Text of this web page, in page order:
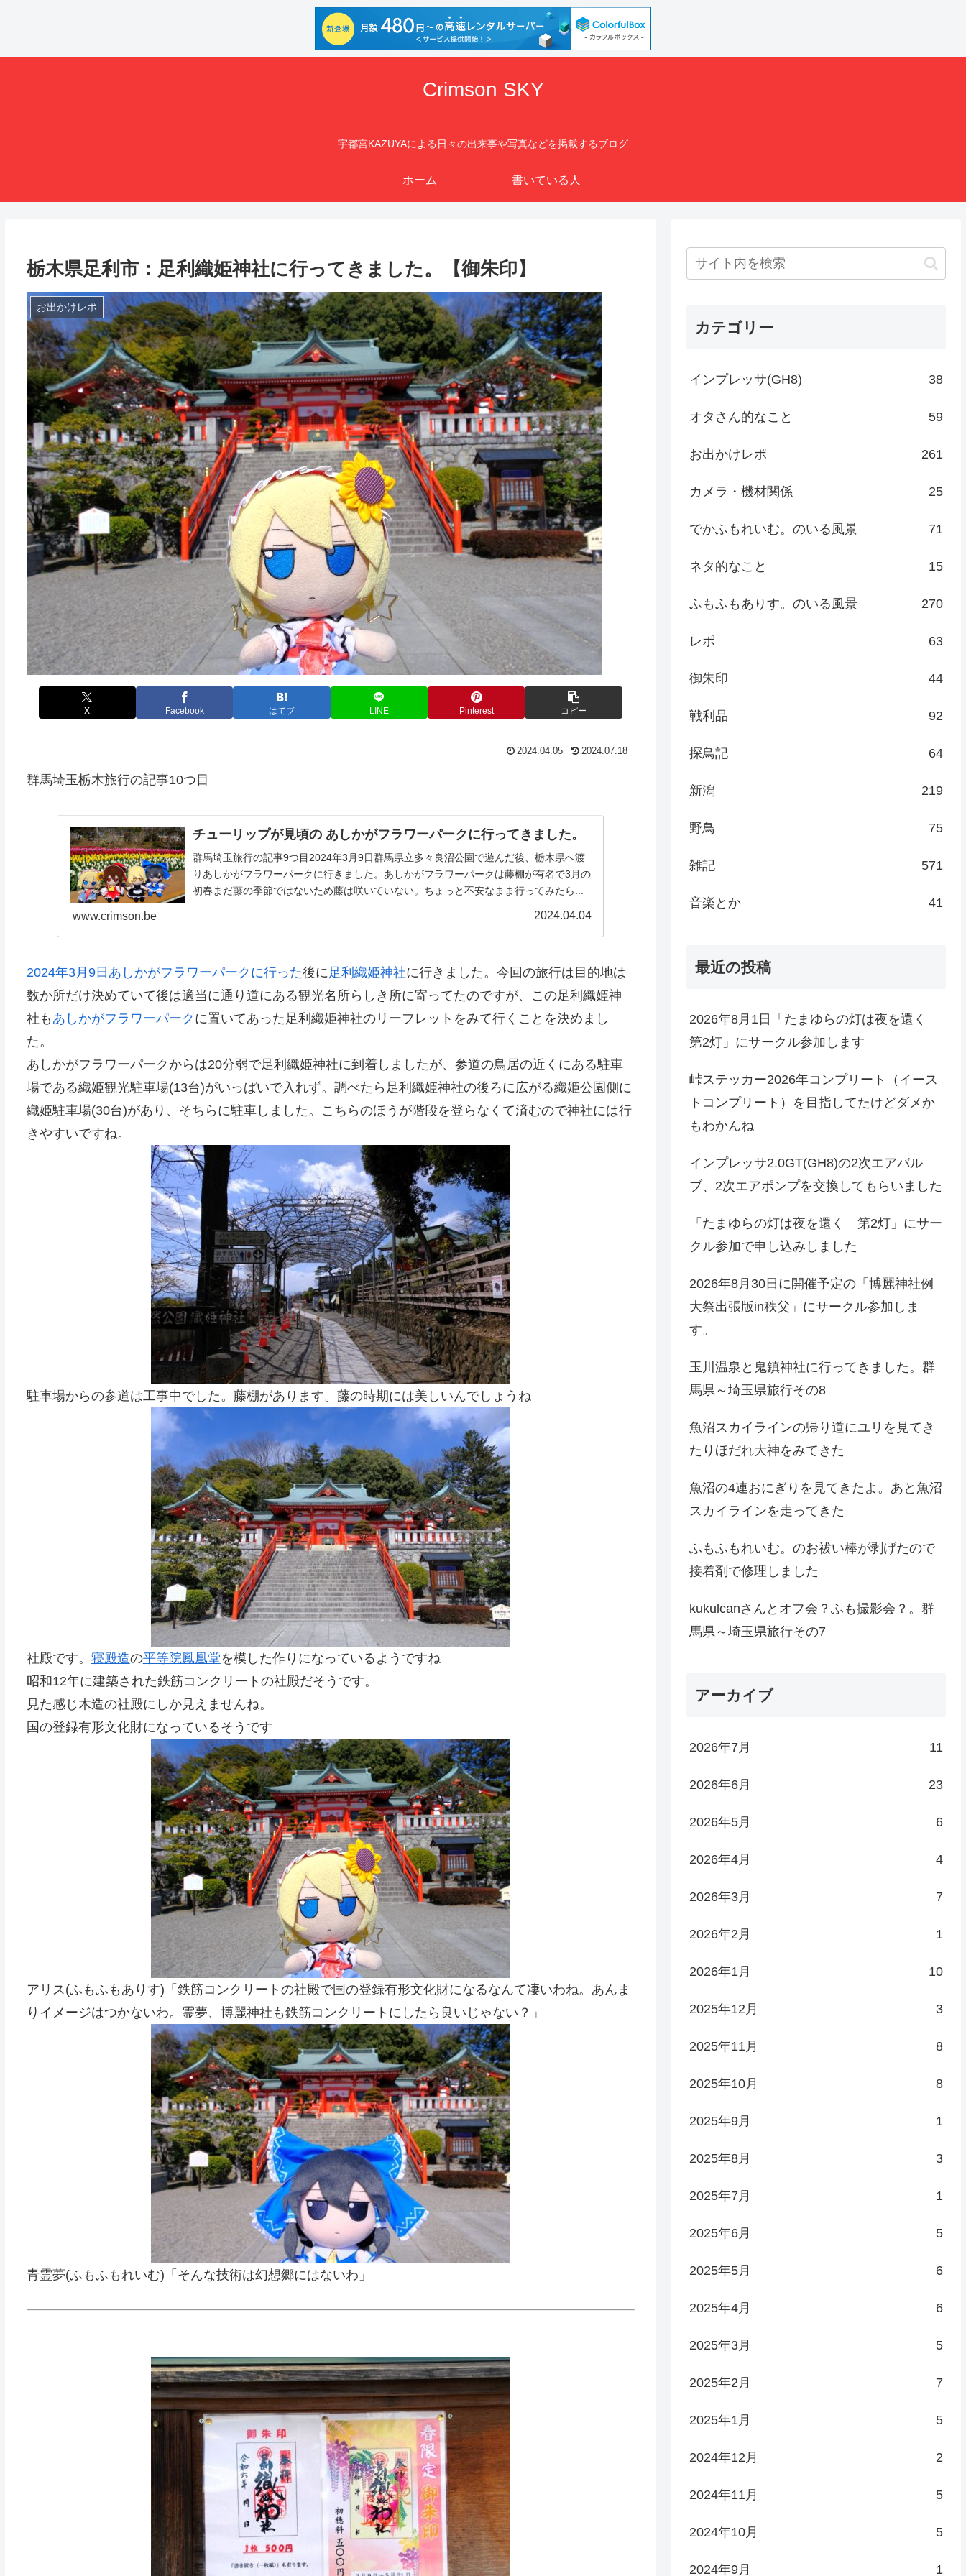
Crimson SKY
宇都宮KAZUYAによる日々の出来事や写真などを掲載するブログ
ホーム 書いている人
栃木県足利市：足利織姫神社に行ってきました。【御朱印】
お出かけレポ
X Facebook はてブ LINE Pinterest コピー
2024.04.05 2024.07.18
群馬埼玉栃木旅行の記事10つ目
チューリップが見頃の あしかがフラワーパークに行ってきました。
群馬埼玉旅行の記事9つ目2024年3月9日群馬県立多々良沼公園で遊んだ後、栃木県へ渡
りあしかがフラワーパークに行きました。あしかがフラワーパークは藤棚が有名で3月の
初春まだ藤の季節ではないため藤は咲いていない。ちょっと不安なまま行ってみたら...
www.crimson.be 2024.04.04
2024年3月9日あしかがフラワーパークに行った後に 足利織姫神社に行きました。今回の旅行は目的地は
数か所だけ決めていて後は適当に通り道にある観光名所らしき所に寄ってたのですが、この足利織姫神
社も あしかがフラワーパーク に置いてあった足利織姫神社のリーフレットをみて行くことを決めまし
た。
あしかがフラワーパークからは20分弱で足利織姫神社に到着しましたが、参道の鳥居の近くにある駐車
場である織姫観光駐車場(13台)がいっぱいで入れず。調べたら足利織姫神社の後ろに広がる織姫公園側に
織姫駐車場(30台)があり、そちらに駐車しました。こちらのほうが階段を登らなくて済むので神社には行
きやすいですね。
駐車場からの参道は工事中でした。藤棚があります。藤の時期には美しいんでしょうね
社殿です。 寝殿造の平等院鳳凰堂を模した作りになっているようですね
昭和12年に建築された鉄筋コンクリートの社殿だそうです。
見た感じ木造の社殿にしか見えませんね。
国の登録有形文化財になっているそうです
アリス(ふもふもありす)「鉄筋コンクリートの社殿で国の登録有形文化財になるなんて凄いわね。あんま
りイメージはつかないわ。霊夢、博麗神社も鉄筋コンクリートにしたら良いじゃない？」
青霊夢(ふもふもれいむ)「そんな技術は幻想郷にはないわ」
カテゴリー
インプレッサ(GH8) 38
オタさん的なこと 59
お出かけレポ 261
カメラ・機材関係 25
でかふもれいむ。のいる風景 71
ネタ的なこと 15
ふもふもありす。のいる風景 270
レポ 63
御朱印 44
戦利品 92
探鳥記 64
新潟 219
野鳥 75
雑記 571
音楽とか 41
最近の投稿
2026年8月1日「たまゆらの灯は夜を還く
第2灯」にサークル参加します
峠ステッカー2026年コンプリート（イース
トコンプリート）を目指してたけどダメか
もわかんね
インプレッサ2.0GT(GH8)の2次エアバル
ブ、2次エアポンプを交換してもらいました
「たまゆらの灯は夜を還く 第2灯」にサー
クル参加で申し込みしました
2026年8月30日に開催予定の「博麗神社例
大祭出張版in秩父」にサークル参加しま
す。
玉川温泉と鬼鎮神社に行ってきました。群
馬県～埼玉県旅行その8
魚沼スカイラインの帰り道にユリを見てき
たりほだれ大神をみてきた
魚沼の4連おにぎりを見てきたよ。あと魚沼
スカイラインを走ってきた
ふもふもれいむ。のお祓い棒が剥げたので
接着剤で修理しました
kukulcanさんとオフ会？ふも撮影会？。群
馬県～埼玉県旅行その7
アーカイブ
2026年7月 11
2026年6月 23
2026年5月 6
2026年4月 4
2026年3月 7
2026年2月 1
2026年1月 10
2025年12月 3
2025年11月 8
2025年10月 8
2025年9月 1
2025年8月 3
2025年7月 1
2025年6月 5
2025年5月 6
2025年4月 6
2025年3月 5
2025年2月 7
2025年1月 5
2024年12月 2
2024年11月 5
2024年10月 5
2024年9月 1